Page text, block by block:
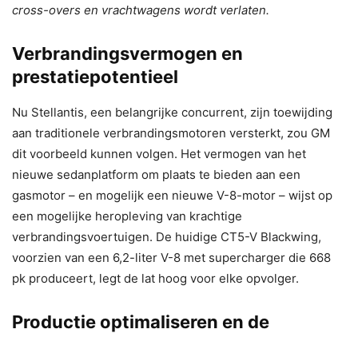
cross-overs en vrachtwagens wordt verlaten.
Verbrandingsvermogen en
prestatiepotentieel
Nu Stellantis, een belangrijke concurrent, zijn toewijding
aan traditionele verbrandingsmotoren versterkt, zou GM
dit voorbeeld kunnen volgen. Het vermogen van het
nieuwe sedanplatform om plaats te bieden aan een
gasmotor – en mogelijk een nieuwe V-8-motor – wijst op
een mogelijke heropleving van krachtige
verbrandingsvoertuigen. De huidige CT5-V Blackwing,
voorzien van een 6,2-liter V-8 met supercharger die 668
pk produceert, legt de lat hoog voor elke opvolger.
Productie optimaliseren en de